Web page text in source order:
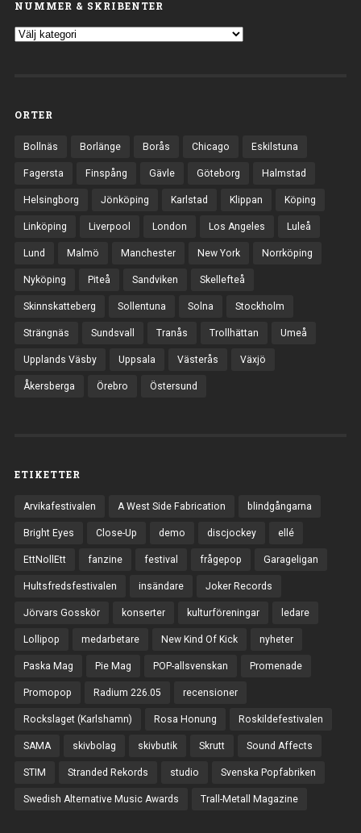
NUMMER & SKRIBENTER
ORTER
Bollnäs Borlänge Borås Chicago Eskilstuna
Fagersta Finspång Gävle Göteborg Halmstad
Helsingborg Jönköping Karlstad Klippan Köping
Linköping Liverpool London Los Angeles Luleå
Lund Malmö Manchester New York Norrköping
Nyköping Piteå Sandviken Skellefteå
Skinnskatteberg Sollentuna Solna Stockholm
Strängnäs Sundsvall Tranås Trollhättan Umeå
Upplands Väsby Uppsala Västerås Växjö
Åkersberga Örebro Östersund
ETIKETTER
Arvikafestivalen A West Side Fabrication blindgångarna
Bright Eyes Close-Up demo discjockey ellé
EttNollEtt fanzine festival frågepop Garageligan
Hultsfredsfestivalen insändare Joker Records
Jörvars Gosskör konserter kulturföreningar ledare
Lollipop medarbetare New Kind Of Kick nyheter
Paska Mag Pie Mag POP-allsvenskan Promenade
Promopop Radium 226.05 recensioner
Rockslaget (Karlshamn) Rosa Honung Roskildefestivalen
SAMA skivbolag skivbutik Skrutt Sound Affects
STIM Stranded Rekords studio Svenska Popfabriken
Swedish Alternative Music Awards Trall-Metall Magazine